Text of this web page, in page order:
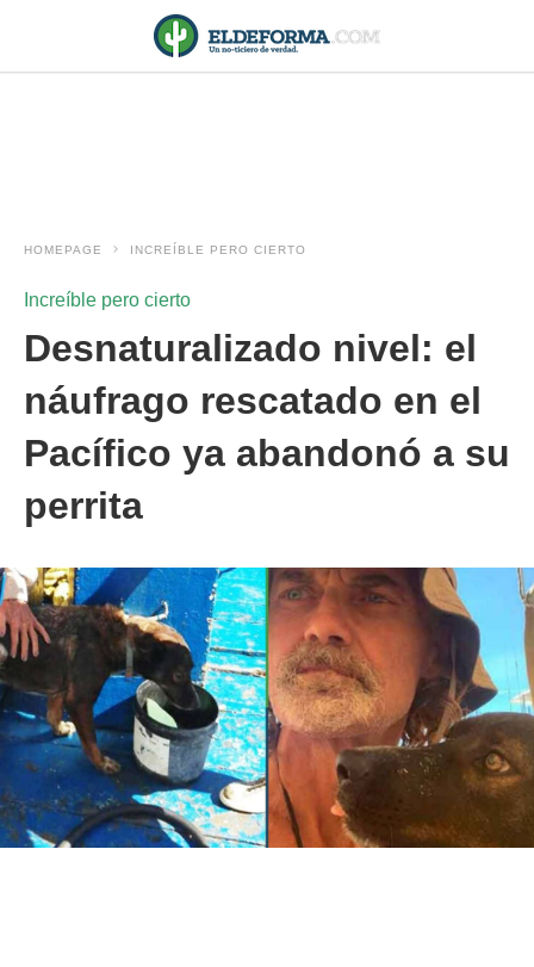
HOMEPAGE INCREÍBLE PERO CIERTO
Increíble pero cierto
Desnaturalizado nivel: el
náufrago rescatado en el
Pacífico ya abandonó a su
perrita